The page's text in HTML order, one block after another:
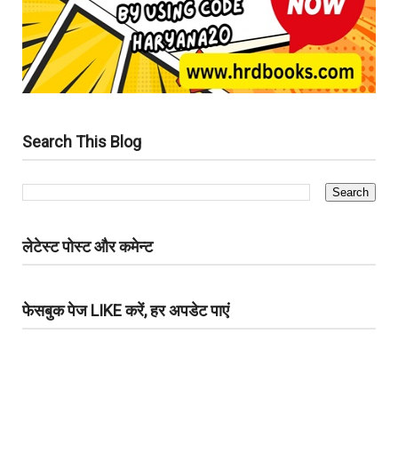
Search This Blog
लेटेस्ट पोस्ट और कमेन्ट
फेसबुक पेज LIKE करें, हर अपडेट पाएं